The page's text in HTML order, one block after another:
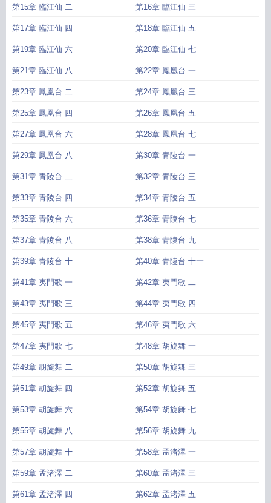
第15章 臨江仙 二 第16章 臨江仙 三
第17章 臨江仙 四 第18章 臨江仙 五
第19章 臨江仙 六 第20章 臨江仙 七
第21章 臨江仙 八 第22章 鳳凰台 一
第23章 鳳凰台 二 第24章 鳳凰台 三
第25章 鳳凰台 四 第26章 鳳凰台 五
第27章 鳳凰台 六 第28章 鳳凰台 七
第29章 鳳凰台 八 第30章 青陵台 一
第31章 青陵台 二 第32章 青陵台 三
第33章 青陵台 四 第34章 青陵台 五
第35章 青陵台 六 第36章 青陵台 七
第37章 青陵台 八 第38章 青陵台 九
第39章 青陵台 十 第40章 青陵台 十一
第41章 夷門歌 一 第42章 夷門歌 二
第43章 夷門歌 三 第44章 夷門歌 四
第45章 夷門歌 五 第46章 夷門歌 六
第47章 夷門歌 七 第48章 胡旋舞 一
第49章 胡旋舞 二 第50章 胡旋舞 三
第51章 胡旋舞 四 第52章 胡旋舞 五
第53章 胡旋舞 六 第54章 胡旋舞 七
第55章 胡旋舞 八 第56章 胡旋舞 九
第57章 胡旋舞 十 第58章 孟渚澤 一
第59章 孟渚澤 二 第60章 孟渚澤 三
第61章 孟渚澤 四 第62章 孟渚澤 五